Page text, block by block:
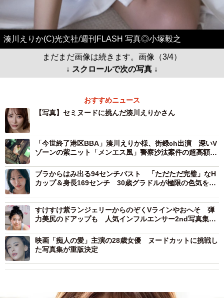
湊川えりか(C)光文社/週刊FLASH 写真◎小塚毅之
まだまだ画像は続きます。画像（3/4）
↓ スクロールで次の写真 ↓
おすすめニュース
【写真】セミヌードに挑んだ湊川えりかさん
「今世終了港区BBA」湊川えりか様、街録ch出演 深いV
ゾーンの紫ニット「メンエス風」警察沙汰案件の超高額ギ
ブラからはみ出る94センチバスト 「ただただ完璧」なH
カップ＆身長169センチ 30歳グラドルが極限の色気を表
すけすけ紫ランジェリーからのぞくVラインやおへそ 弾
力美尻のドアップも 人気インフルエンサー2nd写真集
映画「痴人の愛」主演の28歳女優 ヌードカットに挑戦し
た写真集が重版決定